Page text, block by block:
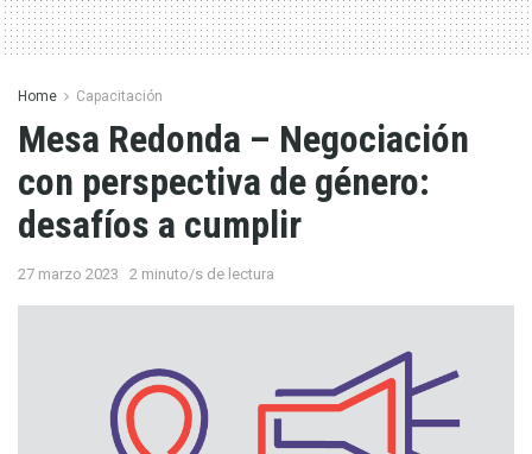
Home Capacitación
Mesa Redonda – Negociación
con perspectiva de género:
desafíos a cumplir
27 marzo 2023 2 minuto/s de lectura